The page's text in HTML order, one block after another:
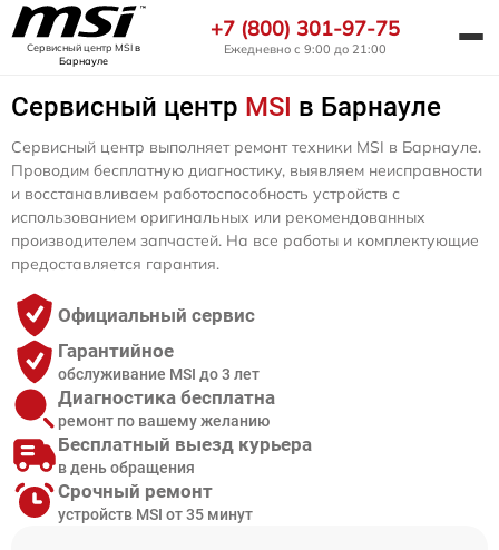
Сервисный центр MSIв
Барнауле
+7 (800) 301-97-75
Ежедневно с 9:00 до 21:00
Сервисный центр MSI в Барнауле
Сервисный центр выполняет ремонт техники MSI в Барнауле.
Проводим бесплатную диагностику, выявляем неисправности
и восстанавливаем работоспособность устройств с
использованием оригинальных или рекомендованных
производителем запчастей. На все работы и комплектующие
предоставляется гарантия.
Официальный сервис
Гарантийное
обслуживание MSI до 3 лет
Диагностика бесплатна
ремонт по вашему желанию
Бесплатный выезд курьера
в день обращения
Срочный ремонт
устройств MSI от 35 минут